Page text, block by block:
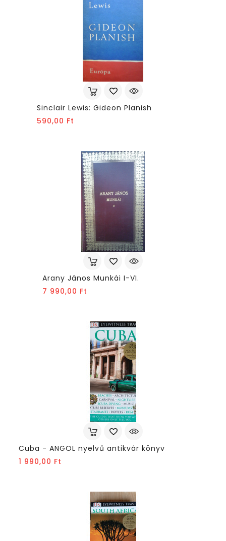
Sinclair Lewis: Gideon Planish
590,00 Ft
Arany János Munkái I-VI.
7 990,00 Ft
Cuba - ANGOL nyelvű antikvár könyv
1 990,00 Ft